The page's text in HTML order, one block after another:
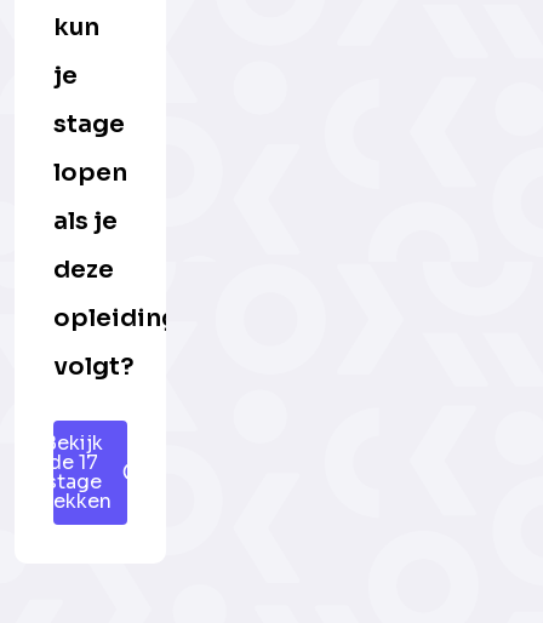
kun
je
stage
lopen
als je
deze
opleiding
volgt?
Bekijk
de 17
stage
plekken